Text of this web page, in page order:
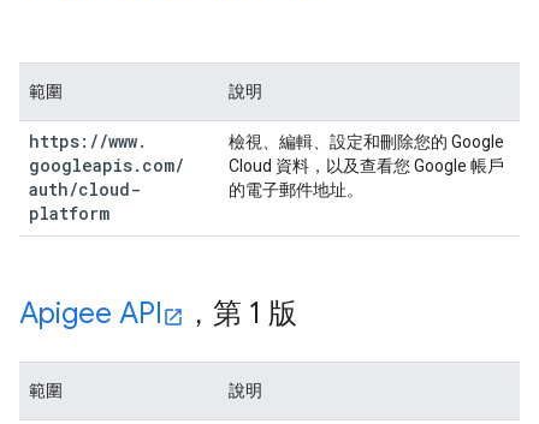
範圍 說明
https: //www.
googleapis. com/
auth/cloud-
platform
檢視、編輯、設定和刪除您的 Google
Cloud 資料，以及查看您 Google 帳戶
的電子郵件地址。
Apigee API ，第 1 版
範圍 說明